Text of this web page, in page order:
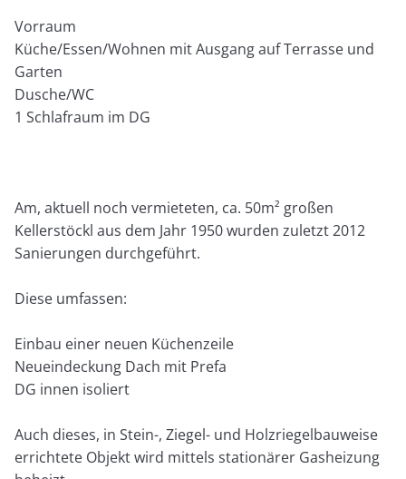
Vorraum
Küche/Essen/Wohnen mit Ausgang auf Terrasse und
Garten
Dusche/WC
1 Schlafraum im DG
Am, aktuell noch vermieteten, ca. 50m² großen
Kellerstöckl aus dem Jahr 1950 wurden zuletzt 2012
Sanierungen durchgeführt.
Diese umfassen:
Einbau einer neuen Küchenzeile
Neueindeckung Dach mit Prefa
DG innen isoliert
Auch dieses, in Stein-, Ziegel- und Holzriegelbauweise
errichtete Objekt wird mittels stationärer Gasheizung